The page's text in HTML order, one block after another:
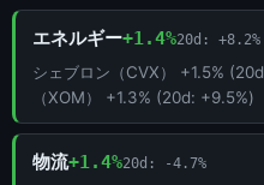
エネルギー+1.4%20d: +8.2%
シェブロン（CVX） +1.5%
（XOM） +1.3% (20d: +9.5%)
物流+1.4%20d: -4.7%